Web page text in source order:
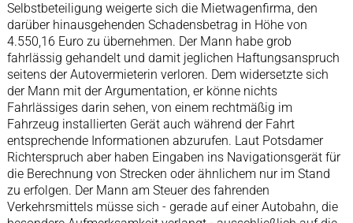
Selbstbeteiligung weigerte sich die Mietwagenfirma, den
darüber hinausgehenden Schadensbetrag in Höhe von
4.550,16 Euro zu übernehmen. Der Mann habe grob
fahrlässig gehandelt und damit jeglichen Haftungsanspruch
seitens der Autovermieterin verloren. Dem widersetzte sich
der Mann mit der Argumentation, er könne nichts
Fahrlässiges darin sehen, von einem rechtmäßig im
Fahrzeug installierten Gerät auch während der Fahrt
entsprechende Informationen abzurufen. Laut Potsdamer
Richterspruch aber haben Eingaben ins Navigationsgerät für
die Berechnung von Strecken oder ähnlichem nur im Stand
zu erfolgen. Der Mann am Steuer des fahrenden
Verkehrsmittels müsse sich - gerade auf einer Autobahn, die